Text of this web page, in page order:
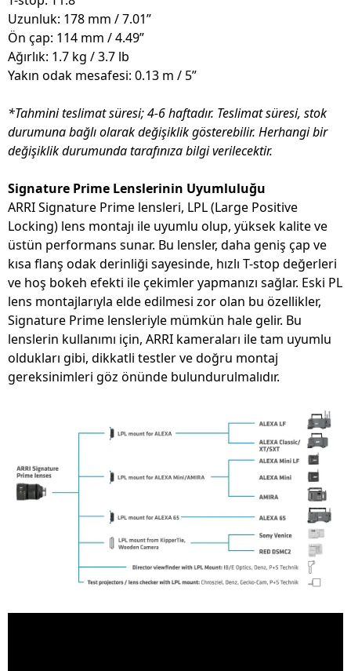
Uzunluk: 178 mm / 7.01”
Ön çap: 114 mm / 4.49”
Ağırlık: 1.7 kg / 3.7 lb
Yakın odak mesafesi: 0.13 m / 5”
*Tahmini teslimat süresi; 4-6 haftadır. Teslimat süresi, stok
durumuna bağlı olarak değişiklik gösterebilir. Herhangi bir
değişiklik durumunda tarafınıza bilgi verilecektir.
Signature Prime Lenslerinin Uyumluluğu
ARRI Signature Prime lensleri, LPL (Large Positive
Locking) lens montajı ile uyumlu olup, yüksek kalite ve
üstün performans sunar. Bu lensler, daha geniş çap ve
kısa flanş odak derinliği sayesinde, hızlı T-stop değerleri
ve hoş bokeh efekti ile çekimler yapmanızı sağlar. Eski PL
lens montajlarıyla elde edilmesi zor olan bu özellikler,
Signature Prime lensleriyle mümkün hale gelir. Bu
lenslerin kullanımı için, ARRI kameraları ile tam uyumlu
oldukları gibi, dikkatli testler ve doğru montaj
gereksinimleri göz önünde bulundurulmalıdır.